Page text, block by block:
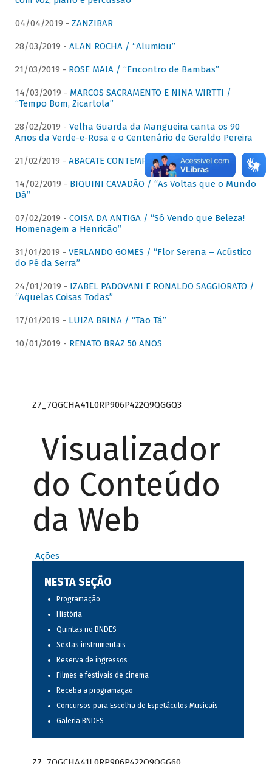
04/04/2019 - ZANZIBAR
28/03/2019 - ALAN ROCHA / “Alumiou”
21/03/2019 - ROSE MAIA / “Encontro de Bambas”
14/03/2019 - MARCOS SACRAMENTO E NINA WIRTTI /
“Tempo Bom, Zicartola”
28/02/2019 - Velha Guarda da Mangueira canta os 90
Anos da Verde-e-Rosa e o Centenário de Geraldo Pereira
21/02/2019 - ABACATE CONTEMPORÂNEO
14/02/2019 - BIQUINI CAVADÃO / “As Voltas que o Mundo
Dá”
07/02/2019 - COISA DA ANTIGA / “Só Vendo que Beleza!
Homenagem a Henricão”
31/01/2019 - VERLANDO GOMES / “Flor Serena – Acústico
do Pé da Serra”
24/01/2019 - IZABEL PADOVANI E RONALDO SAGGIORATO /
“Aquelas Coisas Todas”
17/01/2019 - LUIZA BRINA / “Tão Tá”
10/01/2019 - RENATO BRAZ 50 ANOS
Z7_7QGCHA41L0RP906P422Q9QGGQ3
Visualizador
do Conteúdo
da Web
Ações
NESTA SEÇÃO
Programação
História
Quintas no BNDES
Sextas instrumentais
Reserva de ingressos
Filmes e festivais de cinema
Receba a programação
Concursos para Escolha de Espetáculos Musicais
Galeria BNDES